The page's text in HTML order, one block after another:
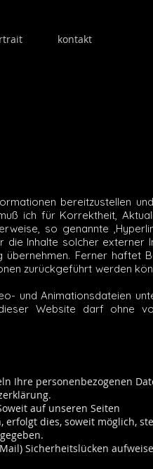
kontakt
bereitzustellen
ich für Korrektheit,
so genannte
Inhalte solcher externer
Ferner haftet
zurückgeführt werden
und Animationsdateien
Website darf ohne
Ihre personenbezogenen
auf unseren Seiten
erfolgt dies, soweit möglich,
Sicherheitslücken